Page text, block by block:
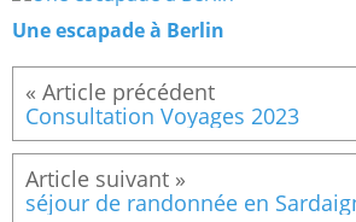
Une escapade à Berlin
Consultation Voyages 2023